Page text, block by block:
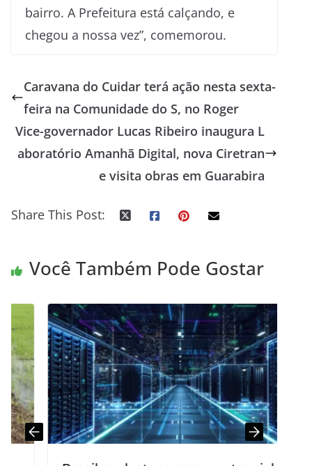
bairro. A Prefeitura está calçando, e
chegou a nossa vez”, comemorou.
Caravana do Cuidar terá ação nesta sexta-
feira na Comunidade do S, no Roger
Vice-governador Lucas Ribeiro inaugura L
aboratório Amanhã Digital, nova Ciretran
e visita obras em Guarabira
Share This Post:
Você Também Pode Gostar